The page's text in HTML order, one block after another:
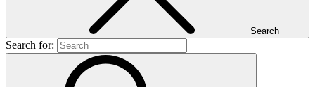
Search
Search for: